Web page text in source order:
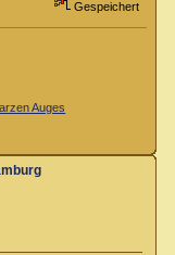
Gespeichert
Auges